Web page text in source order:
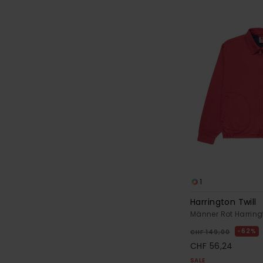
1
Harrington Twill
Männer Rot
CHF 149,00 62%
CHF 56,24
SALE